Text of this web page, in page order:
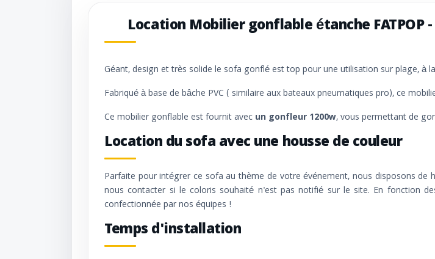
Location Mobilier gonflable étanche FATPOP
Géant, design et très solide le sofa gonflé est top pour une utilisation sur plage,
Fabriqué à base de bâche PVC ( similaire aux bateaux pneumatiques pro), ce
Ce mobilier gonflable est fournit avec un gonfleur 1200w, vous permettant de
Location du sofa avec une housse de couleur
Parfaite pour intégrer ce sofa au thème de votre événement, nous disposons de
nous contacter si le coloris souhaité n'est pas notifié sur le site. En fonction
confectionnée par nos équipes !
Temps d'installation